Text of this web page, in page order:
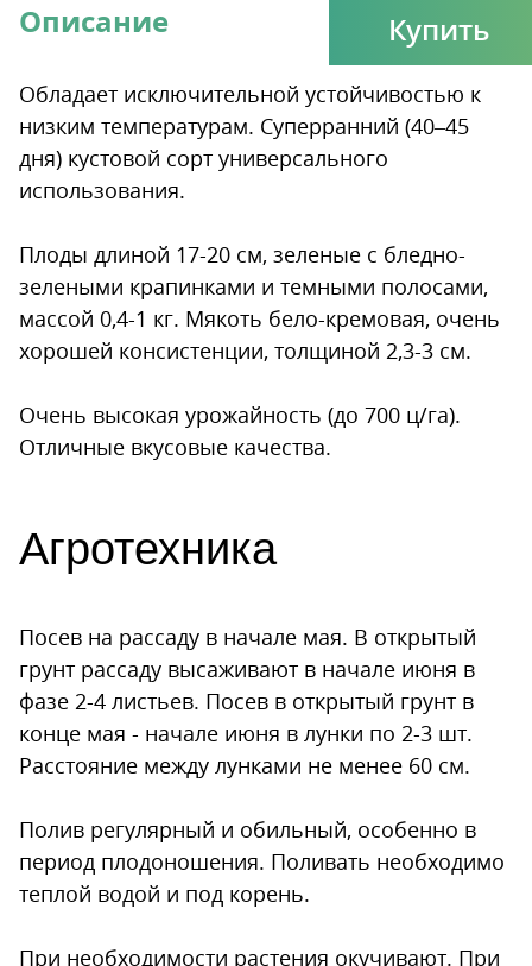
Купить
Описание
Обладает исключительной устойчивостью к
низким температурам. Суперранний (40–45
дня) кустовой сорт универсального
использования.
Плоды длиной 17-20 см, зеленые с бледно-
зелеными крапинками и темными полосами,
массой 0,4-1 кг. Мякоть бело-кремовая, очень
хорошей консистенции, толщиной 2,3-3 см.
Очень высокая урожайность (до 700 ц/га).
Отличные вкусовые качества.
Агротехника
Посев на рассаду в начале мая. В открытый
грунт рассаду высаживают в начале июня в
фазе 2-4 листьев. Посев в открытый грунт в
конце мая - начале июня в лунки по 2-3 шт.
Расстояние между лунками не менее 60 см.
Полив регулярный и обильный, особенно в
период плодоношения. Поливать необходимо
теплой водой и под корень.
При необходимости растения окучивают. При